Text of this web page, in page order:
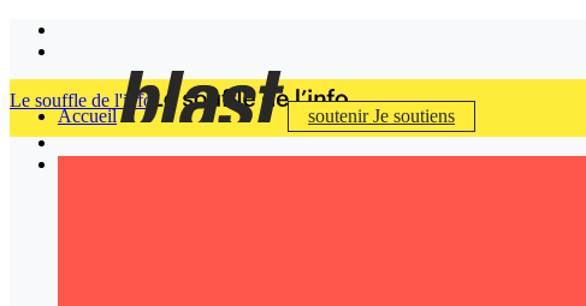
Accueil soutenirJe soutiens
Le souffle de l'info